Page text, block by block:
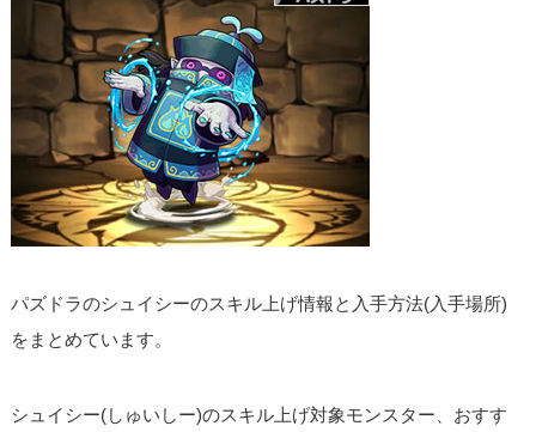
パズドラのシュイシーのスキル上げ情報と入手方法(入手場所)
をまとめています。
シュイシー(しゅいしー)のスキル上げ対象モンスター、おすす